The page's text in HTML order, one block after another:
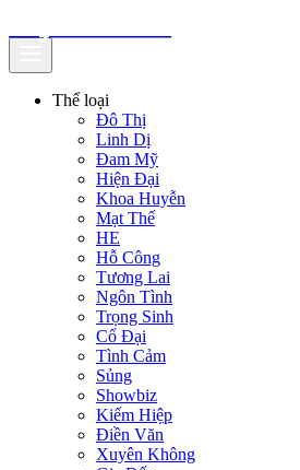
Thể loại
Đô Thị
Linh Dị
Đam Mỹ
Hiện Đại
Khoa Huyễn
Mạt Thế
HE
Hỗ Công
Tương Lai
Ngôn Tình
Trọng Sinh
Cổ Đại
Tình Cảm
Sủng
Showbiz
Kiếm Hiệp
Điền Văn
Xuyên Không